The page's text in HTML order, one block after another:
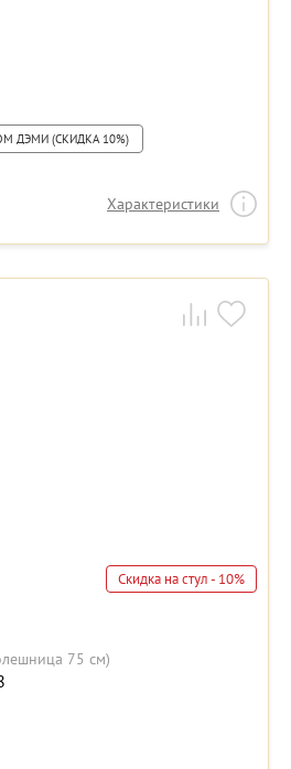
ДЭМИ (СКИДКА 10%)
Характеристики
Скидка на стул - 10%
75 см)